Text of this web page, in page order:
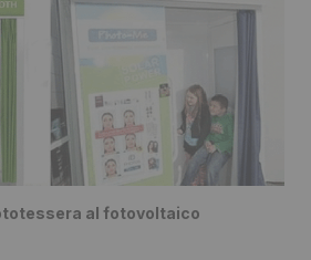
al fotovoltaico